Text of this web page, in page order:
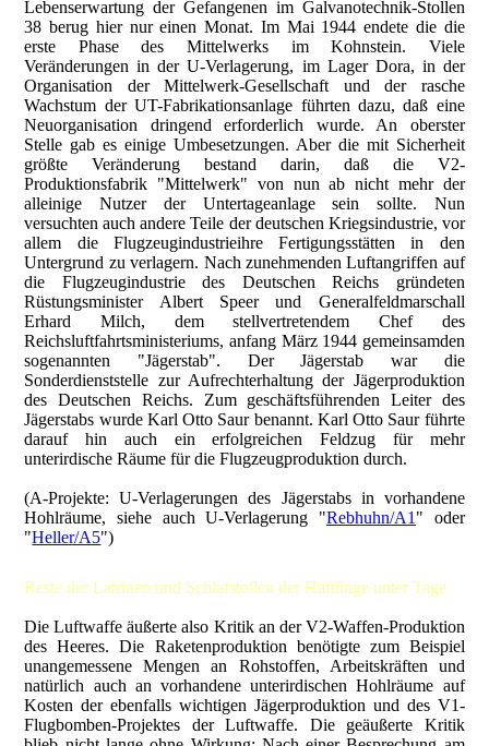
Lebenserwartung der Gefangenen im Galvanotechnik-Stollen
38 berug hier nur einen Monat. Im Mai 1944 endete die die
erste Phase des Mittelwerks im Kohnstein. Viele
Veränderungen in der U-Verlagerung, im Lager Dora, in der
Organisation der Mittelwerk-Gesellschaft und der rasche
Wachstum der UT-Fabrikationsanlage führten dazu, daß eine
Neuorganisation dringend erforderlich wurde. An oberster
Stelle gab es einige Umbesetzungen. Aber die mit Sicherheit
größte Veränderung bestand darin, daß die V2-
Produktionsfabrik "Mittelwerk" von nun ab nicht mehr der
alleinige Nutzer der Untertageanlage sein sollte. Nun
versuchten auch andere Teile der deutschen Kriegsindustrie, vor
allem die Flugzeugindustrieihre Fertigungsstätten in den
Untergrund zu verlagern. Nach zunehmenden Luftangriffen auf
die Flugzeugindustrie des Deutschen Reichs gründeten
Rüstungsminister Albert Speer und Generalfeldmarschall
Erhard Milch, dem stellvertretendem Chef des
Reichsluftfahrtsministeriums, anfang März 1944 gemeinsamden
sogenannten "Jägerstab". Der Jägerstab war die
Sonderdienststelle zur Aufrechterhaltung der Jägerproduktion
des Deutschen Reichs. Zum geschäftsführenden Leiter des
Jägerstabs wurde Karl Otto Saur benannt. Karl Otto Saur führte
darauf hin auch ein erfolgreichen Feldzug für mehr
unterirdische Räume für die Flugzeugproduktion durch.
(A-Projekte: U-Verlagerungen des Jägerstabs in vorhandene
Hohlräume, siehe auch U-Verlagerung "Rebhuhn/A1 " oder
"Heller/A5")
Reste der Latrinen und Schlafstollen der Häftlinge unter Tage
Die Luftwaffe äußerte also Kritik an der V2-Waffen-Produktion
des Heeres. Die Raketenproduktion benötigte zum Beispiel
unangemessene Mengen an Rohstoffen, Arbeitskräften und
natürlich auch an vorhandene unterirdischen Hohlräume auf
Kosten der ebenfalls wichtigen Jägerproduktion und des V1-
Flugbomben-Projektes der Luftwaffe. Die geäußerte Kritik